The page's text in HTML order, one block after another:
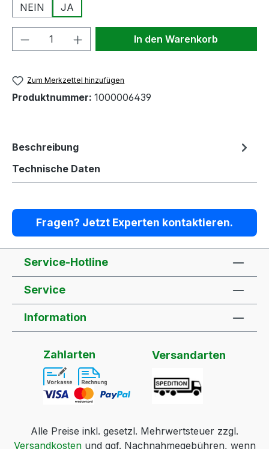
NEIN
JA
Produkt Anzahl: Gib denIn den Warenkorb
Zum Merkzettel hinzufügen
Produktnummer: 1000006439
Beschreibung
Technische Daten
Fragen? Jetzt Experten kontaktieren.
Service-Hotline
Service
Information
Zahlarten Versandarten
Alle Preise inkl. gesetzl. Mehrwertsteuer zzgl.
Versandkostenund ggf. Nachnahmegebühren, wenn